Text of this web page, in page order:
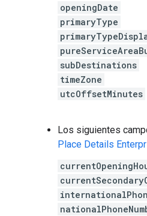
openingDate
primaryType
subDestinations
timeZone
utcOffsetMinutes
Los siguientes
Place Details